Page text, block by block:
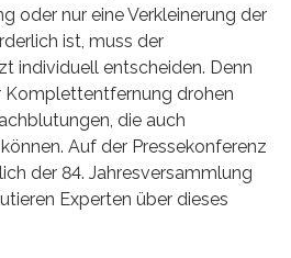
oder nur eine Verkleinerung der
ist, muss der
individuell entscheiden. Denn
Komplettentfernung drohen
die auch
Auf der Pressekonferenz
der 84. Jahresversammlung
Experten über dieses